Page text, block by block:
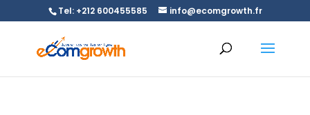
Tel: +212 600455585 info@ecomgrowth.fr